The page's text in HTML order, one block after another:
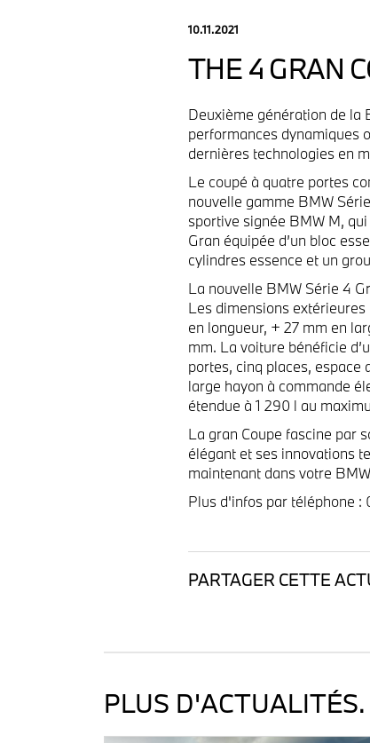
10.11.2021
THE 4 GRAN
Deuxième génération de la
performances dynamiques
dernières technologies en
Le coupé à quatre portes
nouvelle gamme BMW
sportive signée BMW M,
Gran équipée d’un bloc
cylindres essence et un
La nouvelle BMW Série 4
Les dimensions
en longueur, + 27 mm en
mm. La voiture bénéficie
portes, cinq places, espace
large hayon à commande
étendue à 1 290 l au
La gran Coupe fascine par
élégant et ses innovations
maintenant dans votre
Plus d'infos par téléphone
PARTAGER CETTE
PLUS D'ACTUALITÉS.